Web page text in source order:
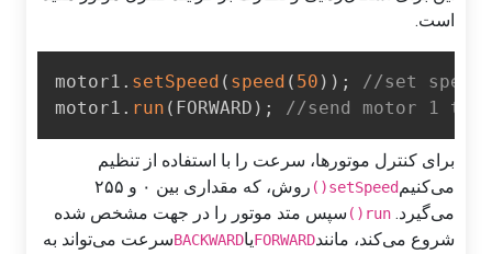
است.
motor1.setSpeed(speed(50 ) ) ; //set
motor1 .run(FORWARD ) ; //send motor 1
برای کنترل موتورها، سرعت را با استفاده از تنظیم
می‌کنیمsetSpeed()
روش، که مقداری بین ۰ و ۲۵۵
می‌گیرد.run()
سپس متد موتور را در جهت مشخص شده
شروع می‌کند، مانندFORWARDیاBACKWARDسرعت می‌تواند به